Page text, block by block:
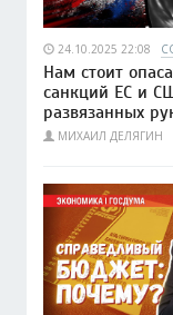
24.10.2025 22:08
Нам стоит
санкций ЕС и
развязанных
МИХАИЛ ДЕЛЯГИН